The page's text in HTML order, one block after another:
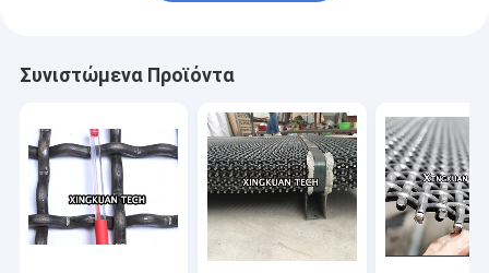
Συνιστώμενα Προϊόντα